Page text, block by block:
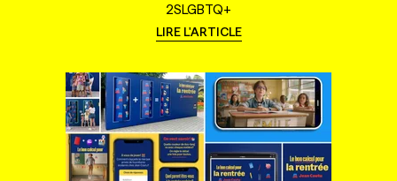
2SLGBTQ+
LIRE L'ARTICLE